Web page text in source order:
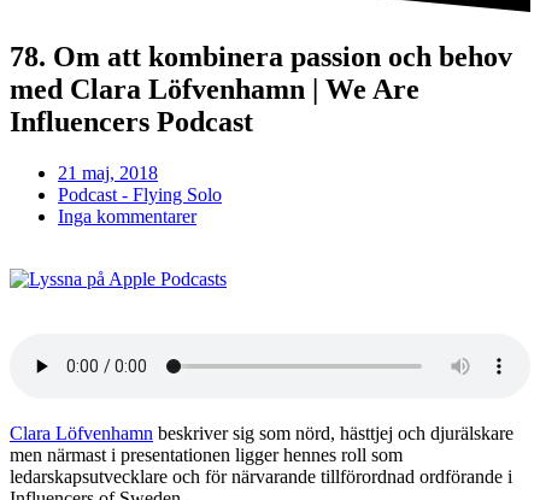
78. Om att kombinera passion och behov
med Clara Löfvenhamn | We Are
Influencers Podcast
21 maj, 2018
Podcast - Flying Solo
Inga kommentarer
Clara Löfvenhamn beskriver sig som nörd, hästtjej och djurälskare
men närmast i presentationen ligger hennes roll som
ledarskapsutvecklare och för närvarande tillförordnad ordförande i